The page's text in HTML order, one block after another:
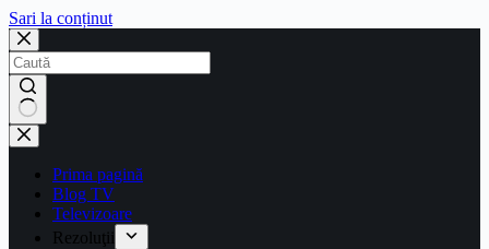
Sari la conținut
Prima pagină
Blog TV
Televizoare
Rezoluţii